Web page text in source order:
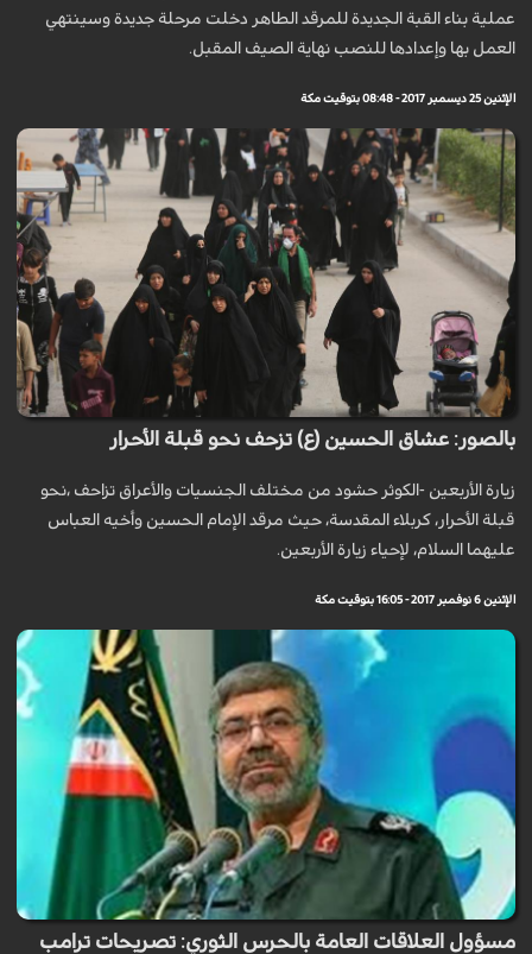
عملية بناء القبة الجديدة للمرقد الطاهر دخلت مرحلة جديدة وسينتهي
العمل بها وإعدادها للنصب نهاية الصيف المقبل.
الإثنين 25 ديسمبر 2017 - 08:48 بتوقيت مكة
بالصور: عشاق الحسين (ع) تزحف نحو قبلة الأحرار
زيارة الأربعين -الكوثر حشود من مختلف الجنسيات والأعراق تزاحف ،نحو
قبلة الأحرار، كربلاء المقدسة، حيث مرقد الإمام الحسين وأخيه العباس
عليهما السلام، لإحياء زيارة الأربعين.
الإثنين 6 نوفمبر 2017 - 16:05 بتوقيت مكة
مسؤول العلاقات العامة بالحرس الثوري: تصريحات ترامب